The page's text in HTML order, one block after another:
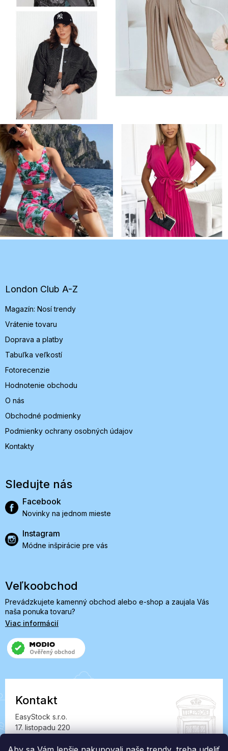
e
London Club A-Z
Magazín: Nosí trendy
Vrátenie tovaru
Doprava a platby
Tabuľka veľkostí
Fotorecenzie
Hodnotenie obchodu
O nás
Obchodné podmienky
Podmienky ochrany osobných údajov
Kontakty
Sledujte nás
Facebook
Novinky na jednom mieste
Instagram
Módne inšpirácie pre vás
Veľkoobchod
Prevádzkujete kamenný obchod alebo e-shop a zaujala Vás
naša ponuka tovaru?
Viac informácií
Kontakt
EasyStock s.r.o.
17. listopadu 220
IČ: 07727402, DIČ: CZ07727402